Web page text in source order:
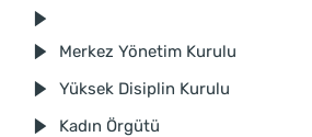
Merkez Yönetim Kurulu
Yüksek Disiplin Kurulu
Kadın Örgütü